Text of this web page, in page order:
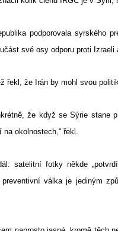
podporovala syrského
své osy odporu proti
řekl, že Irán by mohl svou
že když se Sýrie stane
na okolnostech,“ řekl.
satelitní fotky někde
válka je jediným